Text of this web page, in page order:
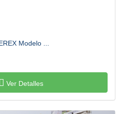
Modelo ...
Ver Detalles